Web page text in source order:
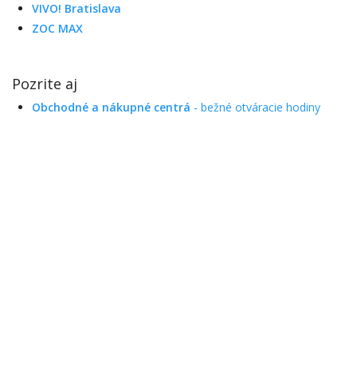
VIVO! Bratislava
ZOC MAX
Pozrite aj
Obchodné a nákupné centrá - bežné otváracie hodiny